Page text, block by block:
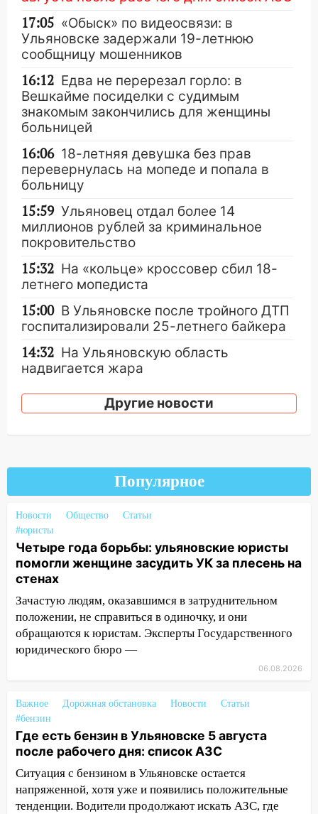
17:05 «Обыск» по видеосвязи: в
Ульяновске задержали 19-летнюю
сообщницу мошенников
16:12 Едва не перерезал горло: в
Вешкайме посиделки с судимым
знакомым закончились для женщины
больницей
16:06 18-летняя девушка без прав
перевернулась на мопеде и попала в
больницу
15:59 Ульяновец отдал более 14
миллионов рублей за криминальное
покровительство
15:32 На «кольце» кроссовер сбил 18-
летнего мопедиста
15:00 В Ульяновске после тройного ДТП
госпитализировали 25-летнего байкера
14:32 На Ульяновскую область
надвигается жара
14:08 Пешеход переходил по «зебре»:
подробности серьезной аварии на
Трудовой горело здание
13:00 Водитель без прав врезался в
припаркованный автомобиль
12:37
велосипеде и попал под колеса
12:18
11:33 В Засвияжье под колёса авто
попал мужчина
11:17
В Радищевском районе сгорели
11:00 В Канадее горел жилой дом
10:18 Губернатор Ульяновской области:
уничтожено четыре беспилотника в
регионе
10:00 В Ульяновске дотла сгорел
легковой автомобиль
Другие новости
Популярное
Новости Общество
Статьи
#юристы
Четыре года борьбы: ульяновские юристы
помогли женщине засудить УК за плесень на
стенах
Зачастую людям, оказавшимся в затруднительном
положении, не справиться в одиночку, и они
обращаются к юристам. Эксперты Государственного
юридического бюро —
06.08.2026
Важное Дорожная обстановка Новости
Статьи
#бензин
Где есть бензин в Ульяновске 5 августа
после рабочего дня: список АЗС
Ситуация с бензином в Ульяновске остается
напряженной, хотя уже и появились положительные
тенденции. Водители продолжают искать АЗС, где